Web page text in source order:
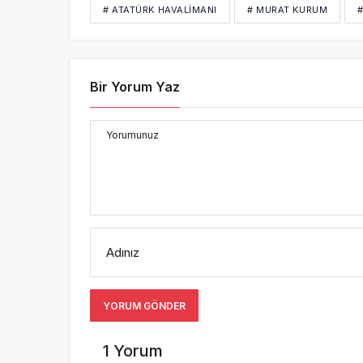
# ATATÜRK HAVALİMANI # MURAT KURUM
Bir Yorum Yaz
Yorumunuz
Adınız
YORUM GÖNDER
1 Yorum